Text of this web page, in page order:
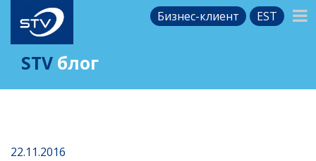
Бизнес-клиент EST
STV блог
22.11.2016